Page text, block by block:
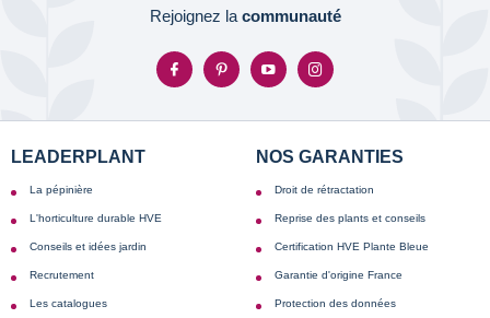
Rejoignez la communauté
LEADERPLANT
La pépinière
L'horticulture durable HVE
Conseils et idées jardin
Recrutement
Les catalogues
NOS GARANTIES
Droit de rétractation
Reprise des plants et conseils
Certification HVE Plante Bleue
Garantie d'origine France
Protection des données